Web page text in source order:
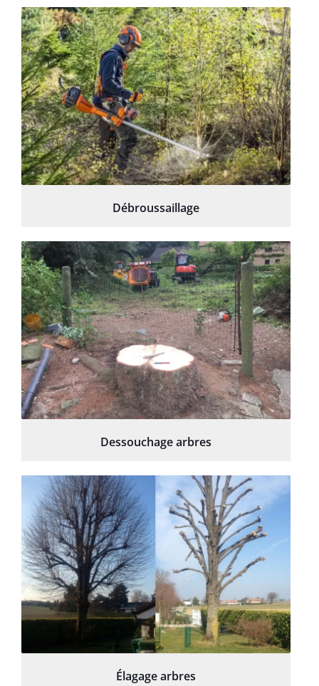
Débroussaillage
Dessouchage arbres
Élagage arbres